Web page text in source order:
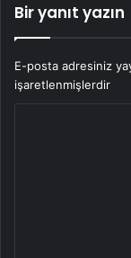
Bir yanıt yazın
E-posta adresiniz
işaretlenmişlerdir